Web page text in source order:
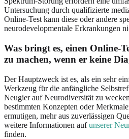
Untersuchung durch qualifizierte
Online-Test kann diese oder andere
neurodevelopmentale Erkrankungen
Was bringt es, einen Online-
zu machen, wenn er keine
Der Hauptzweck ist es, als ein sehr
Werkzeug für die anfängliche
Neugier auf Neurodiversität zu
bestimmten Konzepten oder
ermutigen, mehr aus zuverlässigen
weitere Informationen aufunserer
finden.